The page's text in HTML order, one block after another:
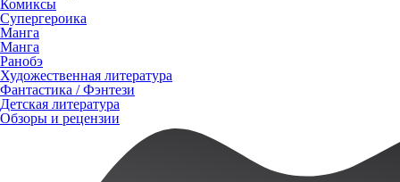
Комиксы
Супергероика
Манга
Манга
Ранобэ
Художественная литература
Фантастика / Фэнтези
Детская литература
Обзоры и рецензии